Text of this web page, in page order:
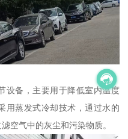
设备，主要用于降低室内温度
用蒸发式冷却技术，通过水的
空气中的灰尘和污染物质。